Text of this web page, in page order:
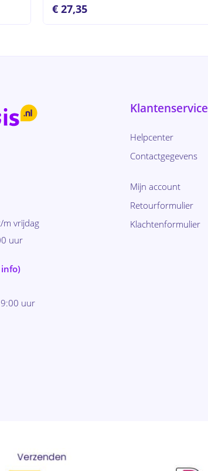
€ 27,35
m vrijdag
uur
uur
Klantenservice
Helpcenter
Contactgegevens
Mijn account
Retourformulier
Klachtenformulier